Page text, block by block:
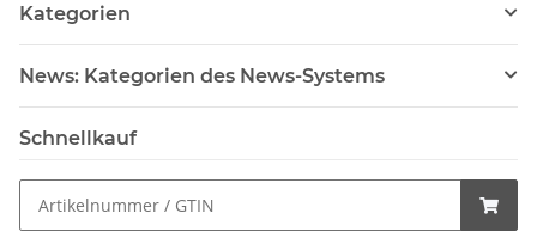
Kategorien
News: Kategorien des News-Systems
Schnellkauf